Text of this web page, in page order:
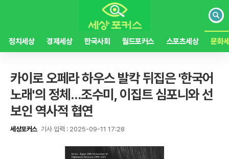
검
색
정치세상 경제세상 한국사회 월드포커스 스포츠세상 문화
카이로 오페라 하우스 발칵 뒤집은 '한국어
노래'의 정체…조수미, 이집트 심포니와 선
보인 역사적 협연
세상포커스 기사 입력 : 2025-09-11 17:28